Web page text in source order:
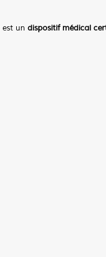
est un dispositif médical